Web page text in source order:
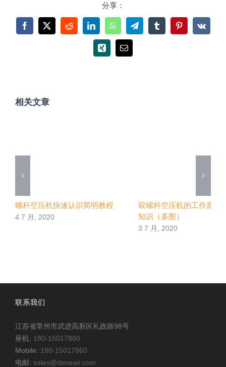
分享：
Facebook
X RedditLinkedInWhatsAppTelegramTumblrPinterest
Vk
Xing
电
相关文章
螺杆空压机快速认识简明教程
4 7 月, 2020
双螺杆空压机的工作原理
知识（多图）
3 7 月, 2020
联系我们
江苏省常州市武进高新区礼政路98号
座机: 180-15017860
Mobile: 180-15017860
电邮: sales@dsneair.com